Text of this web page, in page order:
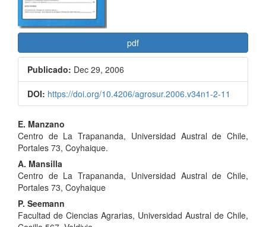
pdf
Publicado: Dec 29, 2006
DOI: https://doi.org/10.4206/agrosur.2006.v34n1-2-11
Contenido
principal
del
artículo
E. Manzano
Centro de La Trapananda, Universidad Austral de Chile,
Portales 73, Coyhaique.
A. Mansilla
Centro de La Trapananda, Universidad Austral de Chile,
Portales 73, Coyhaique
P. Seemann
Facultad de Ciencias Agrarias, Universidad Austral de Chile,